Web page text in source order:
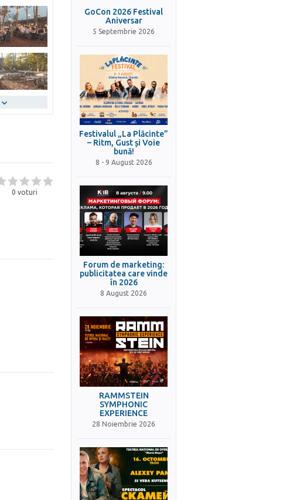
0 voturi
GoCon 2026 Festival
Aniversar
5 Septembrie 2026
Festivalul „La Plăcinte”
– Ritm, Gust și Voie
bună!
8 - 9 August 2026
Forum de marketing:
publicitatea care vinde
în 2026
8 August 2026
RAMMSTEIN
SYMPHONIC
EXPERIENCE
28 Noiembrie 2026